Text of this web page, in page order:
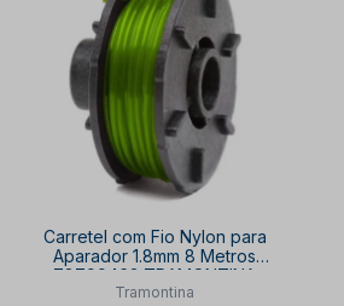
Carretel com Fio Nylon para
Aparador 1.8mm 8 Metros
78799463 TRAMONTINA
Tramontina